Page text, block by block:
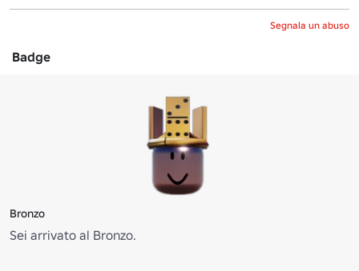
Segnala un abuso
Badge
Bronzo
Sei arrivato al Bronzo.